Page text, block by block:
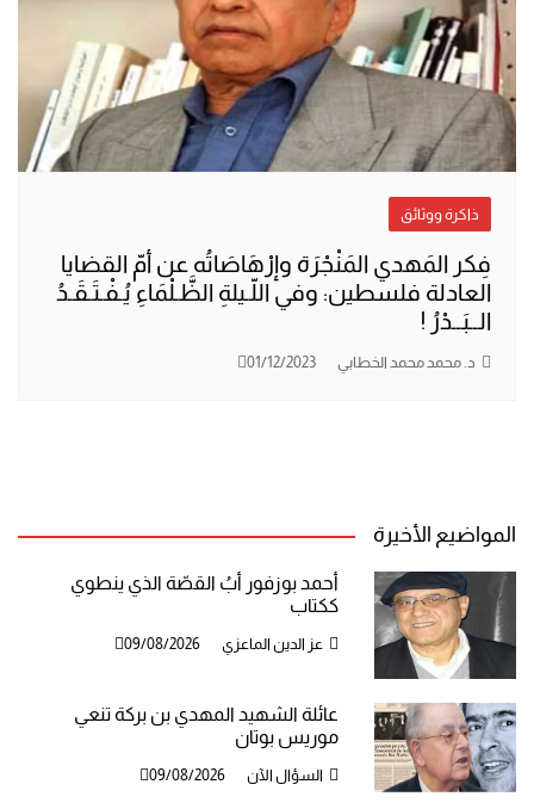
ذاكرة ووثائق
فِكر المَهدي المَنْجْرَة وإرْهَاصَاتُه عن أمّ القضايا
العادلة فلسطين: وفي اللّـيلةِ الظَّـلْمَاءِ يُـفْـتَـقَـدُ
الــبَــدْرُ !
د. محمد محمد الخطابي 01/12/2023
المواضيع الأخيرة
أحمد بوزفور أبُ القصّة الذي ينطوي
ككتاب
عز الدين الماعزي 09/08/2026
عائلة الشهيد المهدي بن بركة تنعي
موريس بوتان
السؤال الآن 09/08/2026